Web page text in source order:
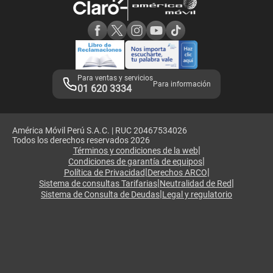
Adquirientes iPhone 6, 6S y SE
Mensaje de Seguridad
Términos y Condiciones de Tienda Claro
Libro de Reclamaciones
Legales de marketplace
Para ventas y servicios
01 620 3334 Para información
América Móvil Perú S.A.C. | RUC 20467534026
Todos los derechos reservados 2026
Términos y condiciones de la web|
Condiciones de garantía de equipos|
Política de Privacidad|Derechos ARCO|
Sistema de consultas Tarifarias|Neutralidad de Red|
Sistema de Consulta de Deudas|Legal y regulatorio